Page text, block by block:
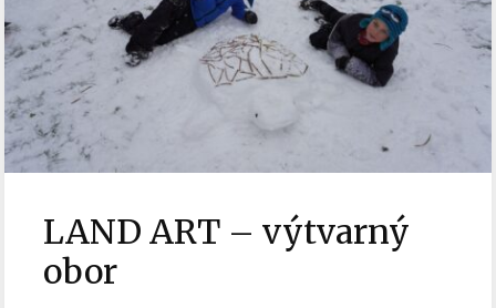
LAND ART – výtvarný
obor